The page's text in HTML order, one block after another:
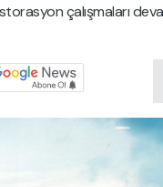
çalışmaları